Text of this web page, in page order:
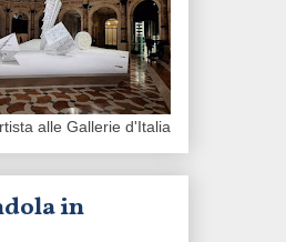
alle Gallerie d'Italia
in